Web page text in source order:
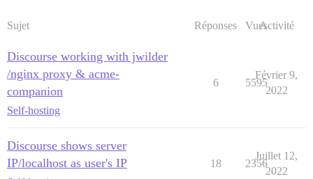
Sujet Réponses VuesActivité
Discourse working with jwilder
/nginx proxy & acme-
companion
Self-hosting
6 5595
Février 9,
2022
Discourse shows server
IP/localhost as user's IP
18 2356
Juillet 12,
2022